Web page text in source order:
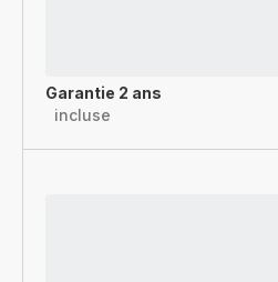
Garantie 2 ans
incluse